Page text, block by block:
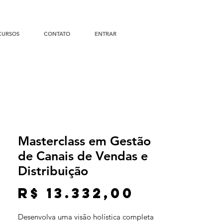
CONTATO ENTRAR
Masterclass em Gestão
de Canais de Vendas e
Distribuição
R$ 13.332,00
Desenvolva uma visão holística completa